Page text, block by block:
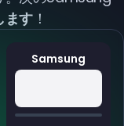
Samsung
ます！